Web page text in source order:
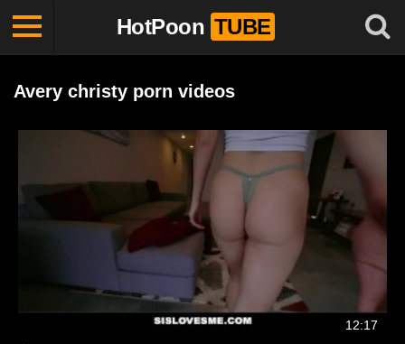
HotPoon TUBE
Avery christy porn videos
12:17